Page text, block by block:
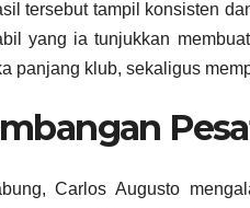
tersebut tampil konsisten
yang ia tunjukkan
panjang klub, sekaligus
Carlos Augusto